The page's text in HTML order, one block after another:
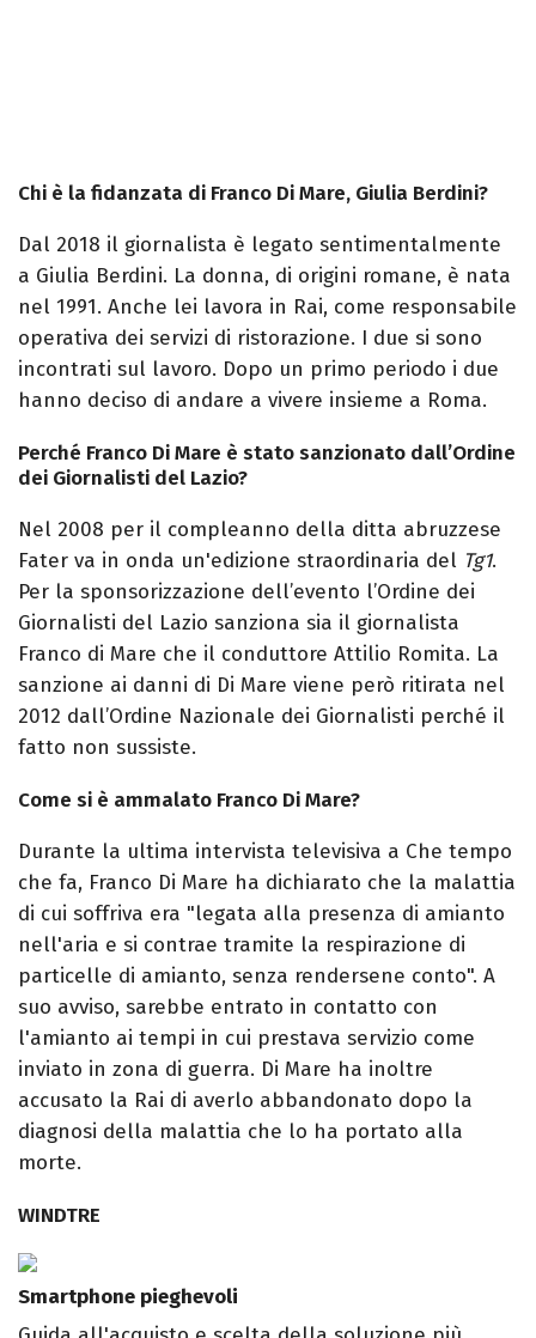
Chi è la fidanzata di Franco Di Mare, Giulia Berdini?
Dal 2018 il giornalista è legato sentimentalmente
a Giulia Berdini. La donna, di origini romane, è nata
nel 1991. Anche lei lavora in Rai, come responsabile
operativa dei servizi di ristorazione. I due si sono
incontrati sul lavoro. Dopo un primo periodo i due
hanno deciso di andare a vivere insieme a Roma.
Perché Franco Di Mare è stato sanzionato dall’Ordine
dei Giornalisti del Lazio?
Nel 2008 per il compleanno della ditta abruzzese
Fater va in onda un'edizione straordinaria del Tg1.
Per la sponsorizzazione dell’evento l’Ordine dei
Giornalisti del Lazio sanziona sia il giornalista
Franco di Mare che il conduttore Attilio Romita. La
sanzione ai danni di Di Mare viene però ritirata nel
2012 dall’Ordine Nazionale dei Giornalisti perché il
fatto non sussiste.
Come si è ammalato Franco Di Mare?
Durante la ultima intervista televisiva a Che tempo
che fa, Franco Di Mare ha dichiarato che la malattia
di cui soffriva era "legata alla presenza di amianto
nell'aria e si contrae tramite la respirazione di
particelle di amianto, senza rendersene conto". A
suo avviso, sarebbe entrato in contatto con
l'amianto ai tempi in cui prestava servizio come
inviato in zona di guerra. Di Mare ha inoltre
accusato la Rai di averlo abbandonato dopo la
diagnosi della malattia che lo ha portato alla
morte.
WINDTRE
Smartphone pieghevoli